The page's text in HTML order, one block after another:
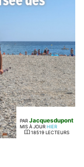
PAR Jacquesdupont
MIS À JOUR HIER
18519 LECTEURS